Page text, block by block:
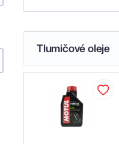
Tlumičové oleje